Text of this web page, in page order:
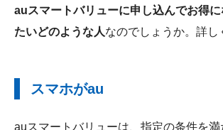
auスマートバリューに申し込んでお得
たいどのような人なのでしょうか。詳し
スマホがau
auスマートバリューは、指定の条件を